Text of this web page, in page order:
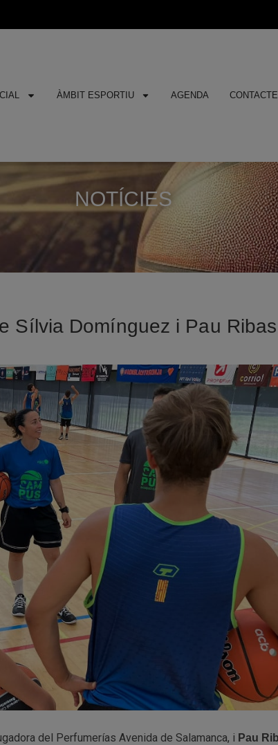
ÀMBIT ESPORTIU AGENDA CONTACTE
NOTÍCIES
Sílvia Domínguez i Pau Ribas
del Perfumerías Avenida de Salamanca, i Pau